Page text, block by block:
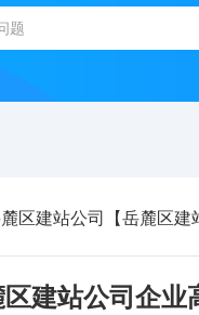
区建站公司【岳麓区建
建站公司企业